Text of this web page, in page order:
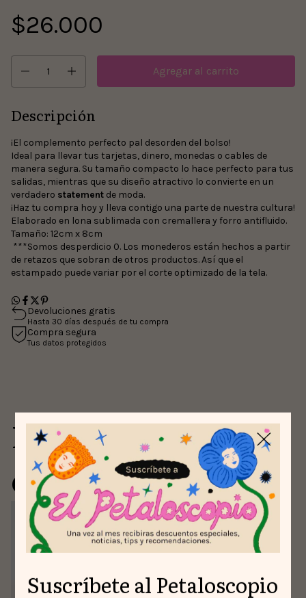
$26.000
Descripción
¡El complemento perfecto pal desorden del bolso!
Ideal para llevar tus tarjetas, dinero, monedas o cables de
manera segura. Su tamaño compacto lo hace perfecto para tus
salidas, mientras que su diseño atractivo lo convierte en un
verdadero statement de moda.
¡Haz tu compra hoy y lleva contigo una parte de nuestra cultura!
Elaborado en lona sublimada con cremallera y forro antifluido.
Tamaño: 12cm x 8cm
***Somos desperdicio 0. Los monederos están hechos a partir
de retazos que sobran de otros productos. Así que el
estampado puede variar por el corte optimizado de la tela.
Devoluciones gratis
Hasta 30 días después de tu compra
Compra segura
Tus datos protegidos
Para comprar con
este producto
Suscríbete al Petaloscopio